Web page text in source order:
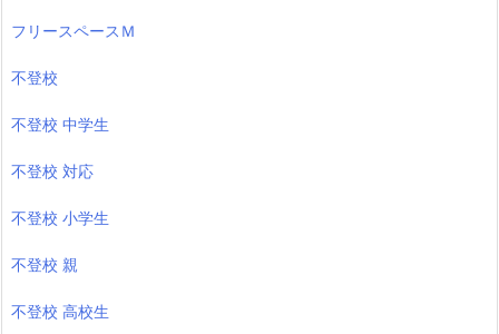
フリースペースＭ
不登校
不登校 中学生
不登校 対応
不登校 小学生
不登校 親
不登校 高校生